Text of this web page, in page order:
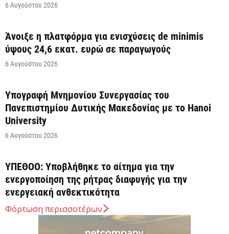
6 Αυγούστου 2026
Άνοιξε η πλατφόρμα για ενισχύσεις de minimis
ύψους 24,6 εκατ. ευρώ σε παραγωγούς
6 Αυγούστου 2026
Υπογραφή Μνημονίου Συνεργασίας του
Πανεπιστημίου Δυτικής Μακεδονίας με το Hanoi
University
6 Αυγούστου 2026
ΥΠΕΘΟΟ: Υποβλήθηκε το αίτημα για την
ενεργοποίηση της ρήτρας διαφυγής για την
ενεργειακή ανθεκτικότητα
6 Αυγούστου 2026
Φόρτωση περισσοτέρων